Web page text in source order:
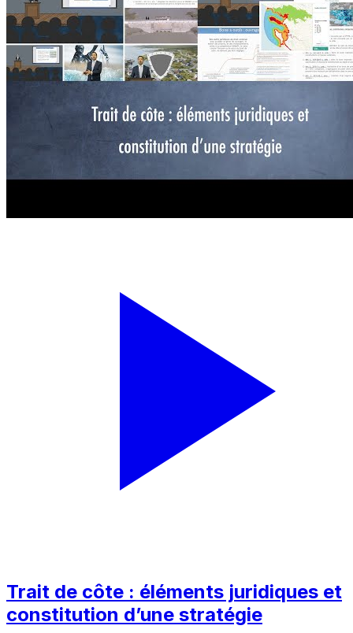
Trait de côte : éléments juridiques et
constitution d’une stratégie